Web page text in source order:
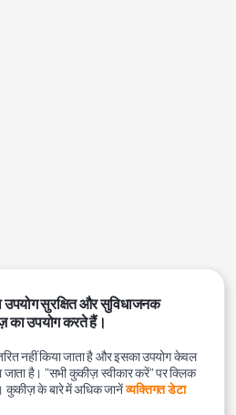
सुरक्षित और सुविधाजनक
का उपयोग करते हैं।
नहीं किया जाता है और इसका उपयोग केवल
जाता है। "सभी कुकीज़ स्वीकार करें" पर क्लिक
कुकीज़ के बारे में अधिक जानेंव्यक्तिगत डेटा